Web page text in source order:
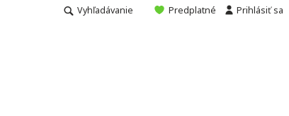
Vyhľadávanie Predplatné Prihlásiť sa